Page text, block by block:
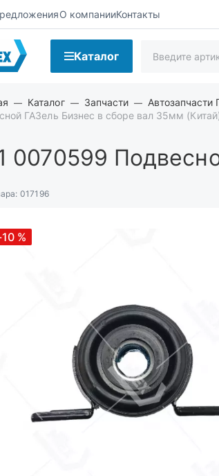
О компанииКонтакты
Каталог
Каталог Запчасти Автозапчасти
ГАЗель Бизнес в сборе вал 35мм
0070599
017196
%